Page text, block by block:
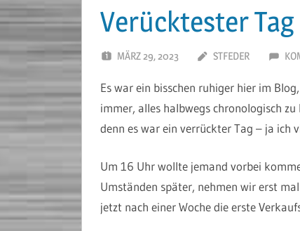
Verücktester Tag
MÄRZ 29, 2023 STFEDER
Es war ein bisschen ruhiger hier im
immer, alles halbwegs chronologisch
denn es war ein verrückter Tag – ja ich
Um 16 Uhr wollte jemand vorbei
Umständen später, nehmen wir erst
jetzt nach einer Woche die erste